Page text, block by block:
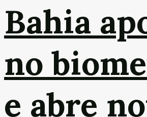
Bahia
no
e abre